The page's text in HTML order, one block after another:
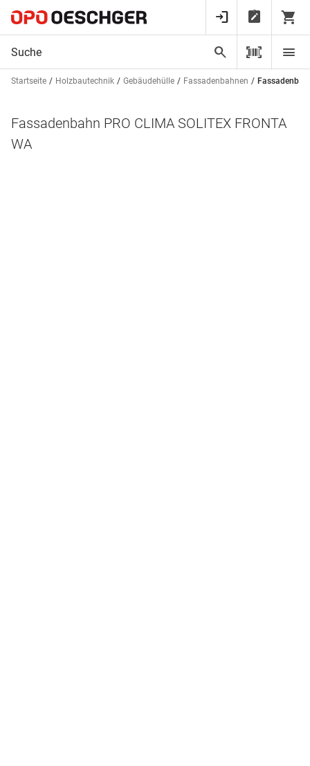
Startseite Holzbautechnik Gebäudehülle Fassadenbahnen
Fassadenbahn PRO CLIMA SOLITEX FRONTA
WA